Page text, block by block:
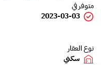
متوفر في
2023-03-03
نوع العقار
سكني